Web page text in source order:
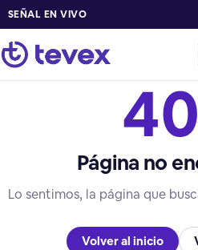
SEÑAL EN VIVO
Página no
Lo sentimos, la página que
Volver al inicio